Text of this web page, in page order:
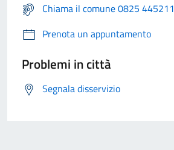
Chiama il comune 0825 445211
Prenota un appuntamento
Problemi in città
Segnala disservizio